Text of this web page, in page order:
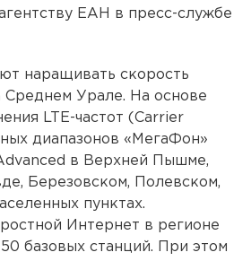
ЕАН в пресс-службе
наращивать скорость
Среднем Урале. На основе
LTE-частот (Carrier
диапазонов «МегаФон»
в Верхней Пышме,
Березовском, Полевском,
пунктах.
Интернет в регионе
базовых станций. При этом